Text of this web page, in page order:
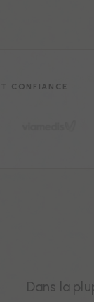
CONFIANCE
Dans la